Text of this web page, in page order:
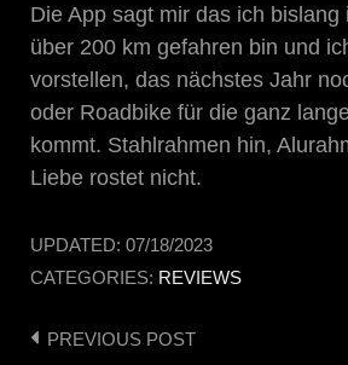
Die App sagt mir das ich bislang
über 200 km gefahren bin und
vorstellen, das nächstes Jahr
oder Roadbike für die ganz
kommt. Stahlrahmen hin,
Liebe rostet nicht.
UPDATED: 07/18/2023
CATEGORIES: REVIEWS
Post
PREVIOUS POST